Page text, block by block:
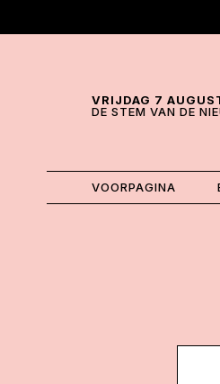
VRIJDAG 7
DE STEM VAN DE
VOORPAGINA